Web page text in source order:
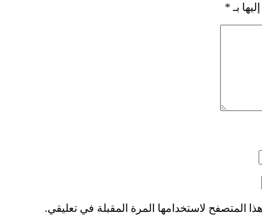
بـ *
المتصفح لاستخدامها المرة المقبلة في تعليقي.